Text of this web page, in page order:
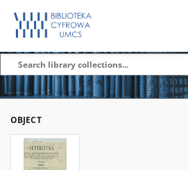
OBJECT